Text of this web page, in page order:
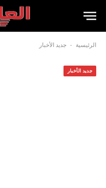
الرئيسية - جديد الأخبار
جديد الأخبار